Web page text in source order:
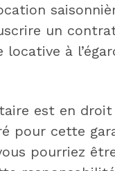
un contrat
à
est en droit
pour cette
pourriez